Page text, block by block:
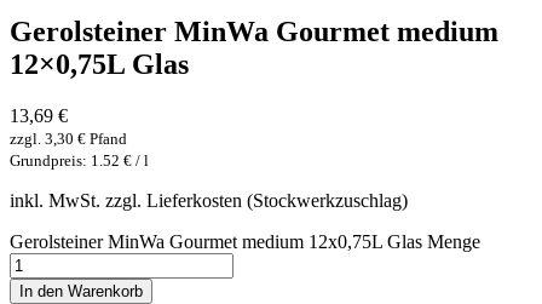
Gerolsteiner MinWa Gourmet medium
12×0,75L Glas
13,69 €
zzgl. 3,30 € Pfand
Grundpreis: 1.52 € / l
inkl. MwSt. zzgl. Lieferkosten (Stockwerkzuschlag)
Gerolsteiner MinWa Gourmet medium 12x0,75L Glas Menge
In den Warenkorb